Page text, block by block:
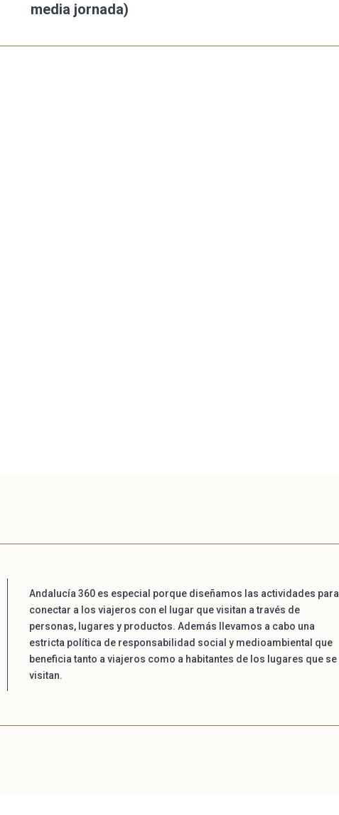
media jornada)
Andalucía 360 es especial porque diseñamos las actividades para
conectar a los viajeros con el lugar que visitan a través de
personas, lugares y productos. Además llevamos a cabo una
estricta política de responsabilidad social y medioambiental que
beneficia tanto a viajeros como a habitantes de los lugares que se
visitan.